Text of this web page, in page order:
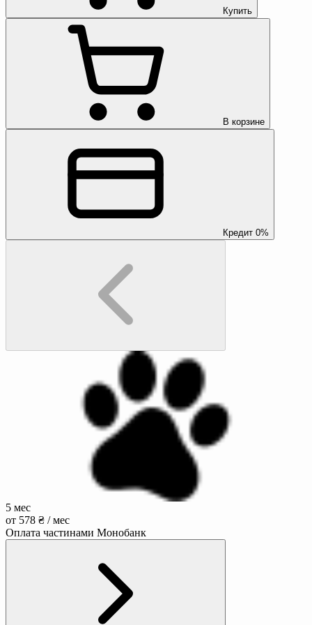
Купить
В корзине
Кредит 0%
5 мес
от 578 ₴ / мес
Оплата частинами Монобанк